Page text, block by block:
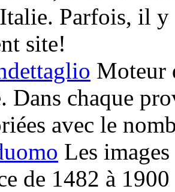
Parfois, il y
site!
Moteur
Dans chaque
avec le
Les
de 1482 à